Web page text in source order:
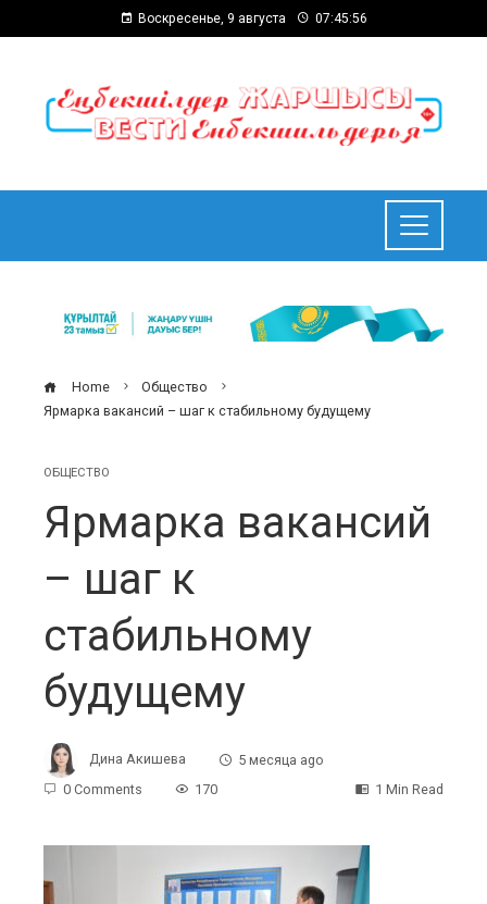
Воскресенье, 9 августа 07:45:57
Home
Общество
Ярмарка вакансий – шаг к стабильному будущему
ОБЩЕСТВО
Ярмарка вакансий
– шаг к
стабильному
будущему
Дина Акишева
5 месяца ago
0 Comments
170 1 Min Read